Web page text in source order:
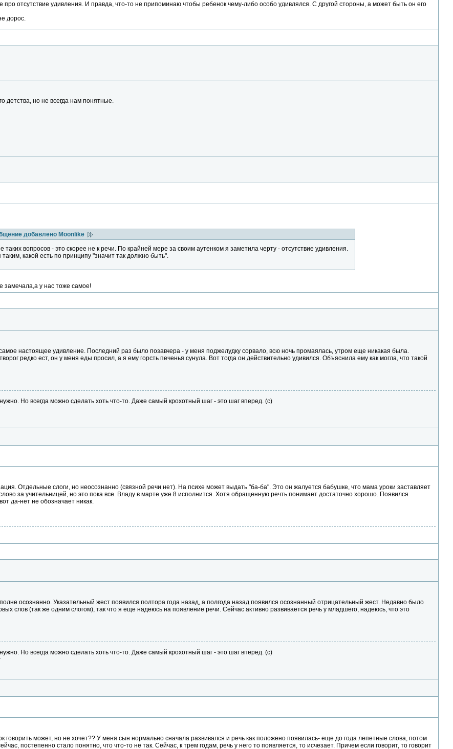
про отсутствие удивления. И правда, что-то не припоминаю чтобы ребенок чему-либо особо удивлялся. С другой стороны, а может быть он его
дорос.
детства, но не всегда нам понятные.
добавлено Moonlike
таких вопросов - это скорее не к речи. По крайней мере за своим аутенком я заметила черту - отсутствие удивления.
какой есть по принципу "значит так должно быть".
замечала,а у нас тоже самое!
настоящее удивление. Последний раз было позавчера - у меня поджелудку сорвало, всю ночь промаялась, утром еще никакая была.
редко ест, он у меня еды просил, а я ему горсть печенья сунула. Вот тогда он действительно удивился. Объяснила ему как могла, что такой
Но всегда можно сделать хоть что-то. Даже самый крохотный шаг - это шаг вперед. (с)
Отдельные слоги, но неосознанно (связной речи нет). На психе может выдать "ба-ба". Это он жалуется бабушке, что мама уроки заставляет
за учительницей, но это пока все. Владу в марте уже 8 исполнится. Хотя обращенную речть понимает достаточно хорошо. Появился
да-нет не обозначает никак.
осознанно. Указательный жест появился полтора года назад, а полгода назад появился осознанный отрицательный жест. Недавно было
слов (так же одним слогом), так что я еще надеюсь на появление речи. Сейчас активно развивается речь у младшего, надеюсь, что это
Но всегда можно сделать хоть что-то. Даже самый крохотный шаг - это шаг вперед. (с)
говорить может, но не хочет?? У меня сын нормально сначала развивался и речь как положено появилась- еще до года лепетные слова, потом
постепенно стало понятно, что что-то не так. Сейчас, к трем годам, речь у него то появляется, то исчезает. Причем если говорит, то говорит